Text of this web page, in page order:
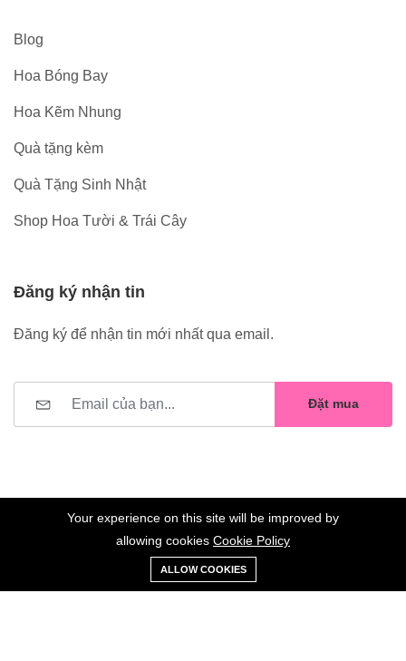
Blog
Hoa Bóng Bay
Hoa Kẽm Nhung
Quà tặng kèm
Quà Tặng Sinh Nhật
Shop Hoa Tười & Trái Cây
Đăng ký nhận tin
Đăng ký để nhận tin mới nhất qua email.
Đặt mua
©2023 Hoa Nelly . All Rights Reserved.
0
Xe
đẩy
Danh sách
yêu thích
Your experience on this site will be improved by
allowing cookies Cookie Policy
ALLOW COOKIES